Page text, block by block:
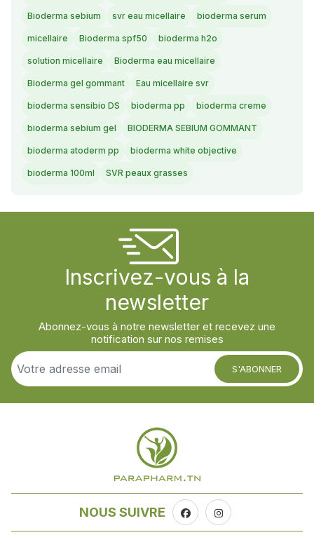
Bioderma sebium svr eau micellaire bioderma serum
micellaire Bioderma spf50 bioderma h2o
solution micellaire Bioderma eau micellaire
Bioderma gel gommant Eau micellaire svr
bioderma sensibio DS bioderma pp bioderma creme
bioderma sebium gel BIODERMA SEBIUM GOMMANT
bioderma atoderm pp bioderma white objective
bioderma 100ml SVR peaux grasses
Inscrivez-vous à la
newsletter
Abonnez-vous à notre newsletter et recevez une
notification sur nos remises
S'ABONNER
NOUS SUIVRE